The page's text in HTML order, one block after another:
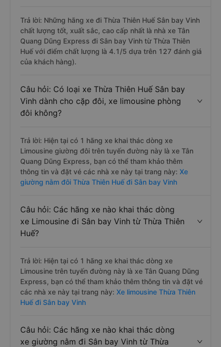
Trả lời: Những hãng xe đi Thừa Thiên Huế Sân bay Vinh
chất lượng tốt, xuất sắc, cao cấp nhất là nhà xe Tân
Quang Dũng Express đi Sân bay Vinh từ Thừa Thiên
Huế với điểm chất lượng là 4.1/5 dựa trên 127 đánh giá
của khách hàng).
Câu hỏi: Có loại xe Thừa Thiên Huế Sân bay
Vinh dành cho cặp đôi, xe limousine phòng
đôi không?
Trả lời: Hiện tại có 1 hãng xe khai thác dòng xe
Limousine giường đôi trên tuyến đường này là xe Tân
Quang Dũng Express, bạn có thể tham khảo thêm
thông tin và đặt vé các nhà xe này tại trang này: Xe
giường nằm đôi Thừa Thiên Huế đi Sân bay Vinh
Câu hỏi: Các hãng xe nào khai thác dòng
xe Limousine đi Sân bay Vinh từ Thừa Thiên
Huế?
Trả lời: Hiện tại có 1 hãng xe khai thác dòng xe
Limousine trên tuyến đường này là xe Tân Quang Dũng
Express, bạn có thể tham khảo thêm thông tin và đặt vé
các nhà xe này tại trang này: Xe limousine Thừa Thiên
Huế đi Sân bay Vinh
Câu hỏi: Các hãng xe nào khai thác dòng
xe giường nằm đi Sân bay Vinh từ Thừa